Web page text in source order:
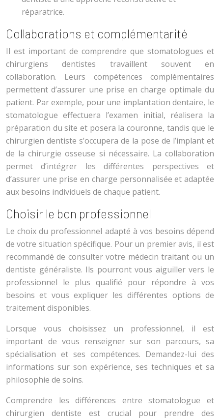
réparatrice.
Collaborations et complémentarité
Il est important de comprendre que stomatologues et
chirurgiens dentistes travaillent souvent en
collaboration. Leurs compétences complémentaires
permettent d’assurer une prise en charge optimale du
patient. Par exemple, pour une implantation dentaire, le
stomatologue effectuera l’examen initial, réalisera la
préparation du site et posera la couronne, tandis que le
chirurgien dentiste s’occupera de la pose de l’implant et
de la chirurgie osseuse si nécessaire. La collaboration
permet d’intégrer les différentes perspectives et
d’assurer une prise en charge personnalisée et adaptée
aux besoins individuels de chaque patient.
Choisir le bon professionnel
Le choix du professionnel adapté à vos besoins dépend
de votre situation spécifique. Pour un premier avis, il est
recommandé de consulter votre médecin traitant ou un
dentiste généraliste. Ils pourront vous aiguiller vers le
professionnel le plus qualifié pour répondre à vos
besoins et vous expliquer les différentes options de
traitement disponibles.
Lorsque vous choisissez un professionnel, il est
important de vous renseigner sur son parcours, sa
spécialisation et ses compétences. Demandez-lui des
informations sur son expérience, ses techniques et sa
philosophie de soins.
Comprendre les différences entre stomatologue et
chirurgien dentiste est crucial pour prendre des